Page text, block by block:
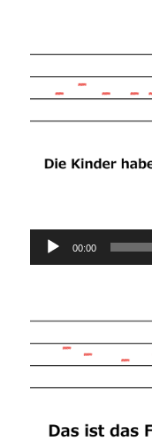
Audio-
00:00